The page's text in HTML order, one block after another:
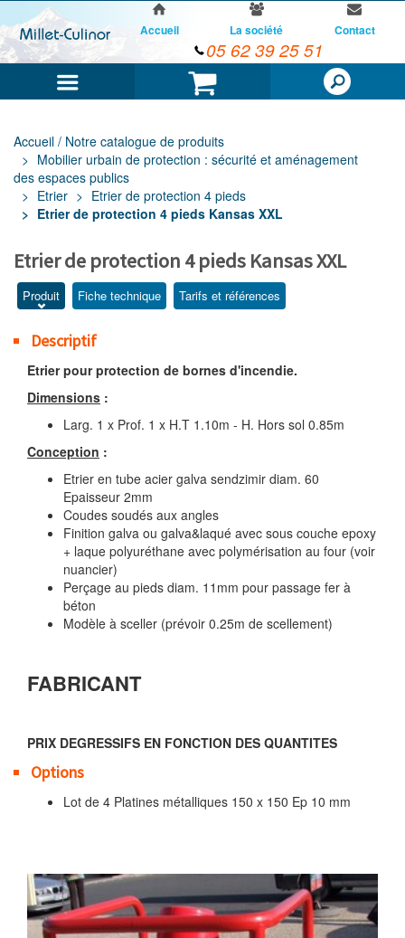
Panier
Accueil La société Contact
05 62 39 25 51
Accueil / Notre catalogue de produits
Mobilier urbain de protection : sécurité et aménagement
des espaces publics
Etrier
Etrier de protection 4 pieds
Etrier de protection 4 pieds Kansas XXL
Etrier de protection 4 pieds Kansas XXL
Produit Fiche technique Tarifs et références
Descriptif
Etrier pour protection de bornes d'incendie.
Dimensions :
Larg. 1 x Prof. 1 x H.T 1.10m - H. Hors sol 0.85m
Conception :
Etrier en tube acier galva sendzimir diam. 60
Epaisseur 2mm
Coudes soudés aux angles
Finition galva ou galva&laqué avec sous couche epoxy
+ laque polyuréthane avec polymérisation au four (voir
nuancier)
Perçage au pieds diam. 11mm pour passage fer à
béton
Modèle à sceller (prévoir 0.25m de scellement)
FABRICANT
PRIX DEGRESSIFS EN FONCTION DES QUANTITES
Options
Lot de 4 Platines métalliques 150 x 150 Ep 10 mm